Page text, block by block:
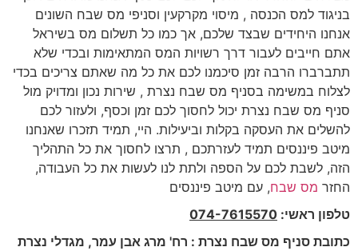
בניגוד למס הכנסה , מיסוי מקרקעין וסניפי מס שבח השונים
אנחנו היחידים שבצד שלכם, אך כמו כל תשלום מס בשיראל
אתם חייבים לעבור דרך רשויות המס המתאימות ובכדי שלא
תתברברו הרבה זמן סיכמנו לכם את כל מה שאתם צריכים בכדי
לצלוח במשימה בסניף מס שבח נצרת , שירות נכון ומדויק מול
סניף מס שבח נצרת יכול לחסוך לכם זמן וכסף, ולעזור לכם
להשלים את העסקה בקלות וביעילות. היי, תמיד תזכרו שאנחנו
מיטב פיננסים תמיד לעזרתכם , תרצו לחסוך את כל התהליך
הזה, לשבת לכם על הספה ולתת לנו לעשות את כל העבודה,
החזר מס שבח, עם מיטב פיננסים
טלפון ראשי: 074-7615570
כתובת סניף מס שבח נצרת : רח' מרג אבן עמר, מגדלי נצרת